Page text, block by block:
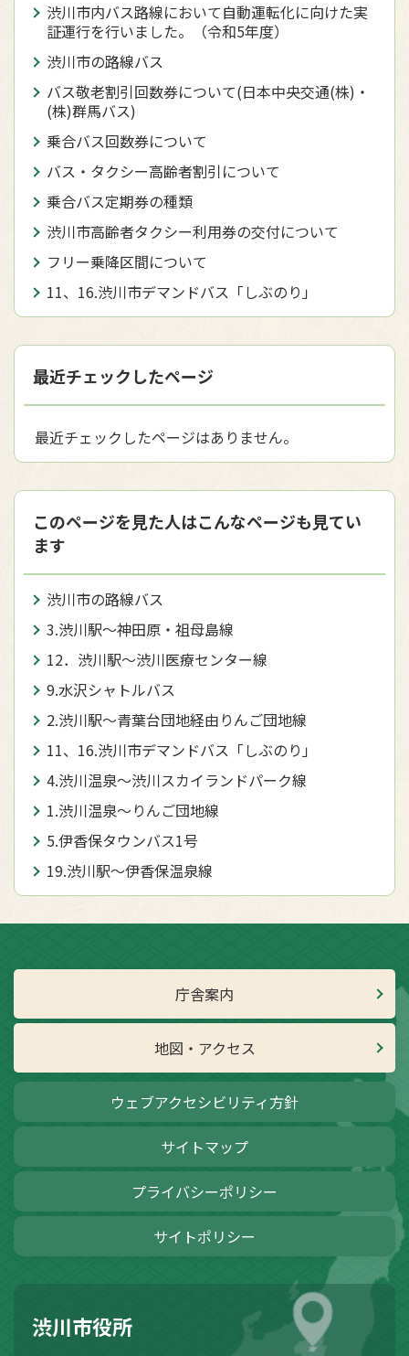
渋川市内バス路線において自動運転化に向けた実
証運行を行いました。（令和5年度）
渋川市の路線バス
バス敬老割引回数券について(日本中央交通(株)・
(株)群馬バス)
乗合バス回数券について
バス・タクシー高齢者割引について
乗合バス定期券の種類
渋川市高齢者タクシー利用券の交付について
フリー乗降区間について
11、16.渋川市デマンドバス「しぶのり」
最近チェックしたページ
最近チェックしたページはありません。
このページを見た人はこんなページも見てい
ます
渋川市の路線バス
3.渋川駅～神田原・祖母島線
12．渋川駅～渋川医療センター線
9.水沢シャトルバス
2.渋川駅～青葉台団地経由りんご団地線
11、16.渋川市デマンドバス「しぶのり」
4.渋川温泉～渋川スカイランドパーク線
1.渋川温泉～りんご団地線
5.伊香保タウンバス1号
19.渋川駅～伊香保温泉線
庁舎案内
地図・アクセス
ウェブアクセシビリティ方針
サイトマップ
プライバシーポリシー
サイトポリシー
渋川市役所